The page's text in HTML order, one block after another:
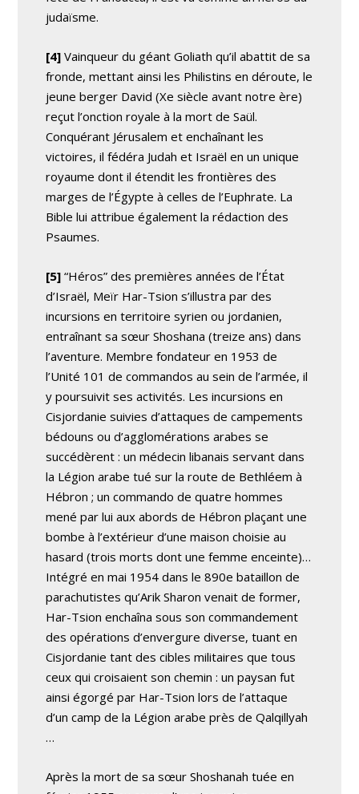
judaïsme.
[4] Vainqueur du géant Goliath qu’il abattit de sa
fronde, mettant ainsi les Philistins en déroute, le
jeune berger David (Xe siècle avant notre ère)
reçut l’onction royale à la mort de Saül.
Conquérant Jérusalem et enchaînant les
victoires, il fédéra Judah et Israël en un unique
royaume dont il étendit les frontières des
marges de l’Égypte à celles de l’Euphrate. La
Bible lui attribue également la rédaction des
Psaumes.
[5] “Héros” des premières années de l’État
d’Israël, Meïr Har-Tsion s’illustra par des
incursions en territoire syrien ou jordanien,
entraînant sa sœur Shoshana (treize ans) dans
l’aventure. Membre fondateur en 1953 de
l’Unité 101 de commandos au sein de l’armée, il
y poursuivit ses activités. Les incursions en
Cisjordanie suivies d’attaques de campements
bédouns ou d’agglomérations arabes se
succédèrent : un médecin libanais servant dans
la Légion arabe tué sur la route de Bethléem à
Hébron ; un commando de quatre hommes
mené par lui aux abords de Hébron plaçant une
bombe à l’extérieur d’une maison choisie au
hasard (trois morts dont une femme enceinte)…
Intégré en mai 1954 dans le 890e bataillon de
parachutistes qu’Arik Sharon venait de former,
Har-Tsion enchaîna sous son commandement
des opérations d’envergure diverse, tuant en
Cisjordanie tant des cibles militaires que tous
ceux qui croisaient son chemin : un paysan fut
ainsi égorgé par Har-Tsion lors de l’attaque
d’un camp de la Légion arabe près de Qalqillyah
…
Après la mort de sa sœur Shoshanah tuée en